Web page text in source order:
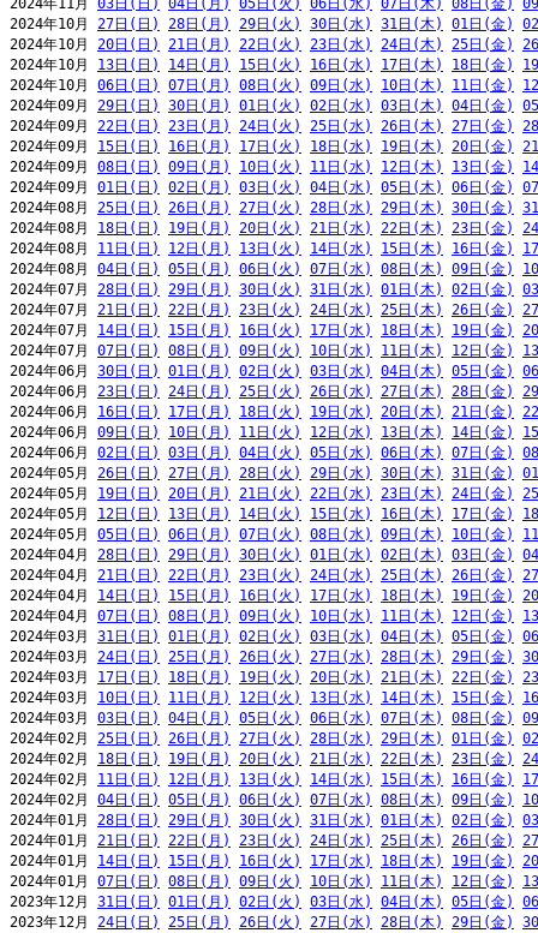
2024年11月 03日(日) 04日(月) 05日(火) 06日(水) 07日(木) 08日(金)
2024年10月 27日(日) 28日(月) 29日(火) 30日(水) 31日(木) 01日(金)
2024年10月 20日(日) 21日(月) 22日(火) 23日(水) 24日(木) 25日(金)
2024年10月 13日(日) 14日(月) 15日(火) 16日(水) 17日(木) 18日(金)
2024年10月 06日(日) 07日(月) 08日(火) 09日(水) 10日(木) 11日(金)
2024年09月 29日(日) 30日(月) 01日(火) 02日(水) 03日(木) 04日(金)
2024年09月 22日(日) 23日(月) 24日(火) 25日(水) 26日(木) 27日(金)
2024年09月 15日(日) 16日(月) 17日(火) 18日(水) 19日(木) 20日(金)
2024年09月 08日(日) 09日(月) 10日(火) 11日(水) 12日(木) 13日(金)
2024年09月 01日(日) 02日(月) 03日(火) 04日(水) 05日(木) 06日(金)
2024年08月 25日(日) 26日(月) 27日(火) 28日(水) 29日(木) 30日(金)
2024年08月 18日(日) 19日(月) 20日(火) 21日(水) 22日(木) 23日(金)
2024年08月 11日(日) 12日(月) 13日(火) 14日(水) 15日(木) 16日(金)
2024年08月 04日(日) 05日(月) 06日(火) 07日(水) 08日(木) 09日(金)
2024年07月 28日(日) 29日(月) 30日(火) 31日(水) 01日(木) 02日(金)
2024年07月 21日(日) 22日(月) 23日(火) 24日(水) 25日(木) 26日(金)
2024年07月 14日(日) 15日(月) 16日(火) 17日(水) 18日(木) 19日(金)
2024年07月 07日(日) 08日(月) 09日(火) 10日(水) 11日(木) 12日(金)
2024年06月 30日(日) 01日(月) 02日(火) 03日(水) 04日(木) 05日(金)
2024年06月 23日(日) 24日(月) 25日(火) 26日(水) 27日(木) 28日(金)
2024年06月 16日(日) 17日(月) 18日(火) 19日(水) 20日(木) 21日(金)
2024年06月 09日(日) 10日(月) 11日(火) 12日(水) 13日(木) 14日(金)
2024年06月 02日(日) 03日(月) 04日(火) 05日(水) 06日(木) 07日(金)
2024年05月 26日(日) 27日(月) 28日(火) 29日(水) 30日(木) 31日(金)
2024年05月 19日(日) 20日(月) 21日(火) 22日(水) 23日(木) 24日(金)
2024年05月 12日(日) 13日(月) 14日(火) 15日(水) 16日(木) 17日(金)
2024年05月 05日(日) 06日(月) 07日(火) 08日(水) 09日(木) 10日(金)
2024年04月 28日(日) 29日(月) 30日(火) 01日(水) 02日(木) 03日(金)
2024年04月 21日(日) 22日(月) 23日(火) 24日(水) 25日(木) 26日(金)
2024年04月 14日(日) 15日(月) 16日(火) 17日(水) 18日(木) 19日(金)
2024年04月 07日(日) 08日(月) 09日(火) 10日(水) 11日(木) 12日(金)
2024年03月 31日(日) 01日(月) 02日(火) 03日(水) 04日(木) 05日(金)
2024年03月 24日(日) 25日(月) 26日(火) 27日(水) 28日(木) 29日(金)
2024年03月 17日(日) 18日(月) 19日(火) 20日(水) 21日(木) 22日(金)
2024年03月 10日(日) 11日(月) 12日(火) 13日(水) 14日(木) 15日(金)
2024年03月 03日(日) 04日(月) 05日(火) 06日(水) 07日(木) 08日(金)
2024年02月 25日(日) 26日(月) 27日(火) 28日(水) 29日(木) 01日(金)
2024年02月 18日(日) 19日(月) 20日(火) 21日(水) 22日(木) 23日(金)
2024年02月 11日(日) 12日(月) 13日(火) 14日(水) 15日(木) 16日(金)
2024年02月 04日(日) 05日(月) 06日(火) 07日(水) 08日(木) 09日(金)
2024年01月 28日(日) 29日(月) 30日(火) 31日(水) 01日(木) 02日(金)
2024年01月 21日(日) 22日(月) 23日(火) 24日(水) 25日(木) 26日(金)
2024年01月 14日(日) 15日(月) 16日(火) 17日(水) 18日(木) 19日(金)
2024年01月 07日(日) 08日(月) 09日(火) 10日(水) 11日(木) 12日(金)
2023年12月 31日(日) 01日(月) 02日(火) 03日(水) 04日(木) 05日(金)
2023年12月 24日(日) 25日(月) 26日(火) 27日(水) 28日(木) 29日(金)